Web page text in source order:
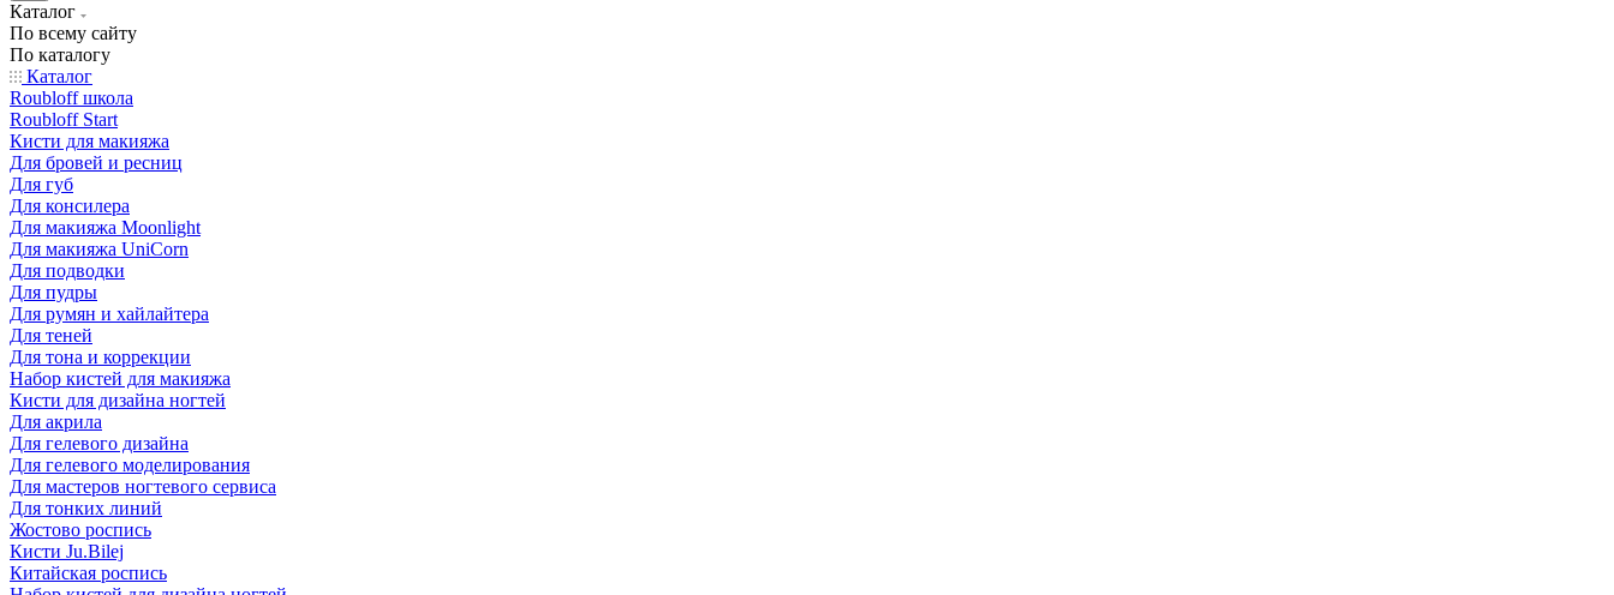
Каталог
По всему сайту
По каталогу
Каталог
Roubloff школа
Roubloff Start
Кисти для макияжа
Для бровей и ресниц
Для губ
Для консилера
Для макияжа Moonlight
Для макияжа UniCorn
Для подводки
Для пудры
Для румян и хайлайтера
Для теней
Для тона и коррекции
Набор кистей для макияжа
Кисти для дизайна ногтей
Для акрила
Для гелевого дизайна
Для гелевого моделирования
Для мастеров ногтевого сервиса
Для тонких линий
Жостово роспись
Кисти Ju.Bilej
Китайская роспись